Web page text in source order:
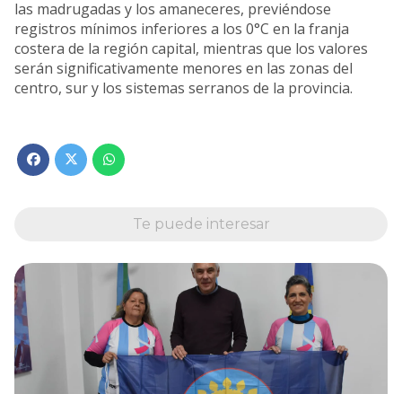
las madrugadas y los amaneceres, previéndose
registros mínimos inferiores a los 0°C en la franja
costera de la región capital, mientras que los valores
serán significativamente menores en las zonas del
centro, sur y los sistemas serranos de la provincia.
Te puede interesar